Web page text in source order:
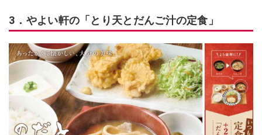
3．やよい軒の「とり天とだんご汁の定食」